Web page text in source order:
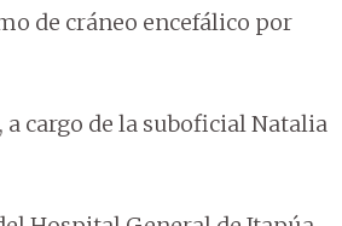
de cráneo encefálico por
cargo de la suboficial Natalia